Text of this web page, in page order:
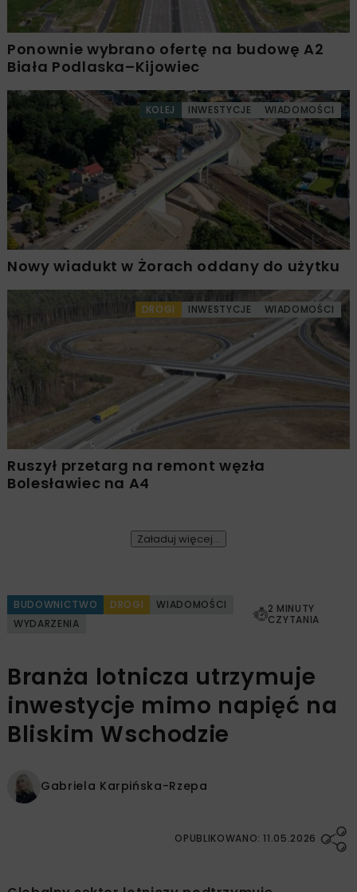
Ponownie wybrano ofertę na budowę A2
Biała Podlaska–Kijowiec
KOLEJ INWESTYCJE WIADOMOŚCI
Nowy wiadukt w Żorach oddany do użytku
DROGI INWESTYCJE WIADOMOŚCI
Ruszył przetarg na remont węzła
Bolesławiec na A4
Załaduj więcej...
BUDOWNICTWO DROGI
WIADOMOŚCI
WYDARZENIA
2 MINUTY
CZYTANIA
Branża lotnicza utrzymuje
inwestycje mimo napięć na
Bliskim Wschodzie
Gabriela Karpińska-Rzepa
OPUBLIKOWANO: 11.05.2026